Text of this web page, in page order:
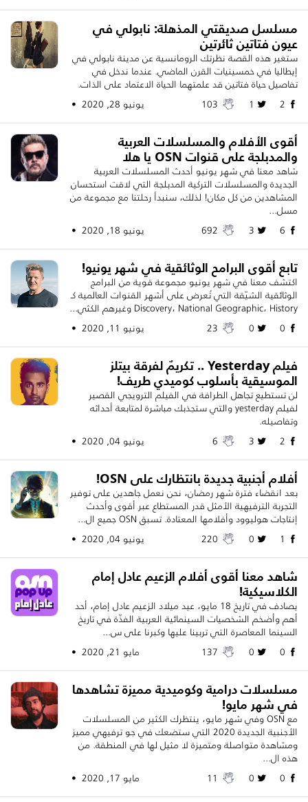
مسلسل صديقتي المذهلة: نابولي في
عيون فتاتين ثائرتين
ستغير هذه القصة نظرتك الرومانسية عن مدينة نابولي في
إيطاليا في خمسينيات القرن الماضي. عندما ندخل في
تفاصيل حياة فتاتين قد علمتهما الحياة الاعتماد على الذات.
يونيو 28, 2020 •
أقوى الأفلام والمسلسلات العربية
والمدبلجة على قنوات OSN يا هلا
شاهد معنا في شهر يونيو أحدث المسلسلات العربية
الجديدة والمسلسلات التركية المدبلجة التي لاقت استحسان
المشاهدين من كل مكان! لذلك، سنبدأ رحلتنا مع مجموعة من
مسل...
يونيو 18, 2020 •
تابع أقوى البرامح الوثائقية في شهر يونيو!
اكتشف معنا في شهر يونيو مجموعة قوية من البرامج
الوثائقية الشيّقة التي تُعرض على أشهر القنوات العالمية كـ
Discovery، National Geographic، History وغيرهم الكثي...
يونيو 11, 2020 •
فيلم Yesterday .. تكريمٌ لفرقة بيتلز
الموسيقية بأسلوب كوميدي طريف!
لن تستطيع تجاهل الطرافة في الفيلم الترويجي القصير
لفيلم yesterday والتي ستجذبك مباشرة لمتابعة أحداثه
وتفاصيله.
يونيو 04, 2020 •
أفلام أجنبية جديدة بانتظارك على OSN!
بعد انقضاء فترة شهر رمضان، نحن نعمل جاهدين على توفير
التجربة الترفيهية الأمثل قدر المستطاع عبر أقوى وأحدث
إنتاجات هوليوود وأفلامها المعتادة. تسبق OSN جميع ال...
يونيو 04, 2020 •
شاهد معنا أقوى أفلام الزعيم عادل إمام
الكلاسيكية!
يصادف في تاريخ 18 مايو، عيد ميلاد الزعيم عادل إمام، أحد
أهم وأضخم الشخصيات السينمائية العربية الفذّة في تاريخ
السينما المعاصرة التي تربينا عليها وكبرنا على س...
مايو 21, 2020 •
مسلسلات درامية وكوميدية مميزة تشاهدها
في شهر مايو!
مع OSN وفي شهر مايو، ينتظرك الكثير من المسلسلات
الأجنبية الجديدة 2020 التي ستضعك في جو ترفيهي مميز
ومشاهدة متواصلة ومتميزة لا مثيل لها في المنطقة. من
هذه ال...
مايو 17, 2020 •